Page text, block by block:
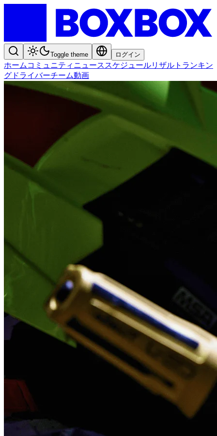
Toggle theme ログイン
ホーム コミュニティ ニュース スケジュールリザルト ランキン
グ ドライバーチーム動画